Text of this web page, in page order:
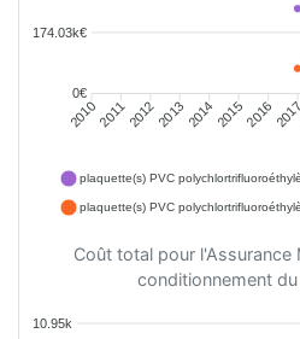
174.03k€
0€
20102011201220132014201520162017
plaquette(s) PVC
plaquette(s) PVC
Coût total pour l'Assurance
conditionnement
10.95k